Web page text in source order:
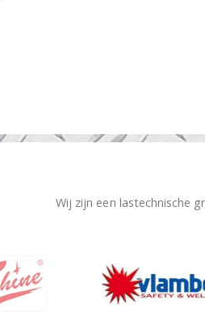
Wij zijn een lastechnische